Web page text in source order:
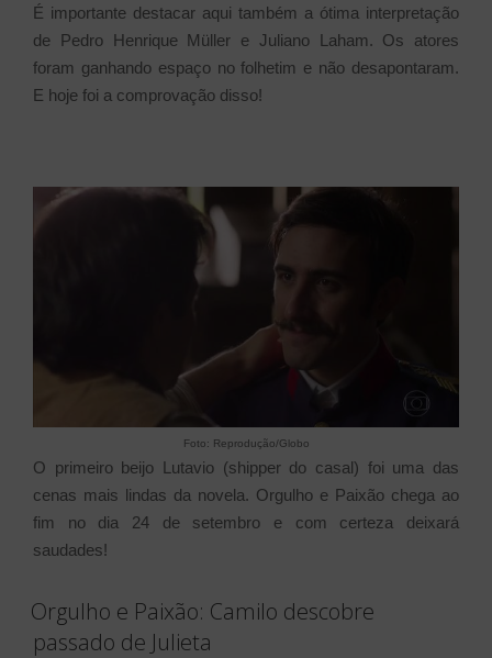
É importante destacar aqui também a ótima interpretação
de Pedro Henrique Müller e Juliano Laham. Os atores
foram ganhando espaço no folhetim e não desapontaram.
E hoje foi a comprovação disso!
Foto: Reprodução/Globo
O primeiro beijo Lutavio (shipper do casal) foi uma das
cenas mais lindas da novela. Orgulho e Paixão chega ao
fim no dia 24 de setembro e com certeza deixará
saudades!
Orgulho e Paixão: Camilo descobre
passado de Julieta